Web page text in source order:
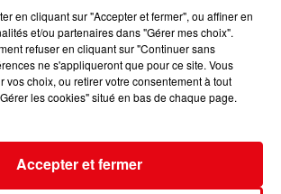
en cliquant sur "Accepter et fermer", ou affiner en
et/ou partenaires dans "Gérer mes choix".
refuser en cliquant sur "Continuer sans
ne s'appliqueront que pour ce site. Vous
vos choix, ou retirer votre consentement à tout
les cookies" situé en bas de chaque page.
Accepter et fermer